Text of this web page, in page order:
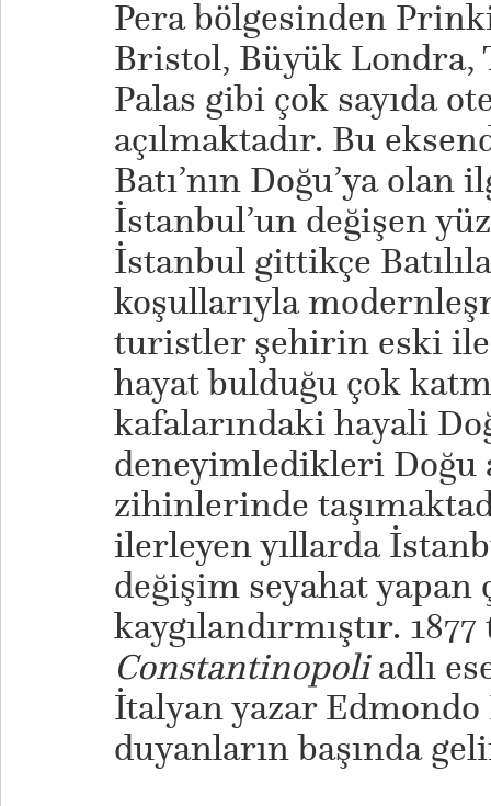
Pera bölgesinden
Bristol, Büyük Londra,
Palas gibi çok sayıda
açılmaktadır. Bu
Batı’nın Doğu’ya
İstanbul’un değişen
İstanbul gittikçe
koşullarıyla
turistler şehirin eski
hayat bulduğu çok
kafalarındaki hayali
deneyimledikleri Doğu
zihinlerinde
ilerleyen yıllarda
değişim seyahat
kaygılandırmıştır.
Constantinopoliadlı
İtalyan yazar Edmondo
duyanların başında